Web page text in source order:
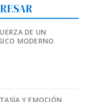
DE UN
MODERNO
Y EMOCIÓN